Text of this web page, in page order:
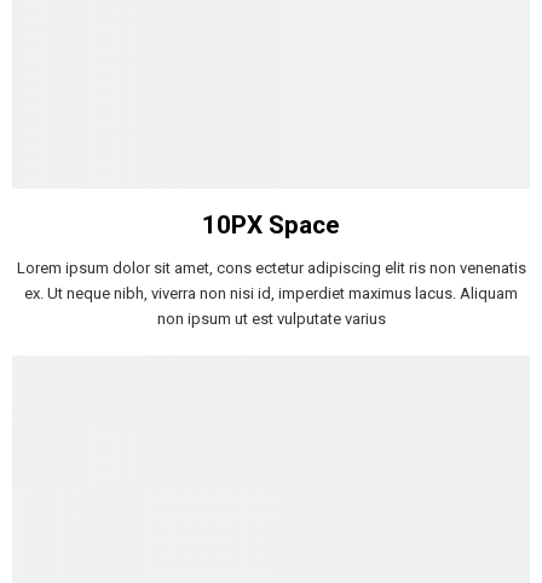
10PX Space
Lorem ipsum dolor sit amet, cons ectetur adipiscing elit ris non venenatis
ex. Ut neque nibh, viverra non nisi id, imperdiet maximus lacus. Aliquam
non ipsum ut est vulputate varius